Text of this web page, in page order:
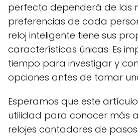
perfecto dependerá de las
preferencias de cada
reloj inteligente tiene sus
características únicas. Es
tiempo para investigar y
opciones antes de tomar
Esperamos que este
utilidad para conocer más
relojes contadores de